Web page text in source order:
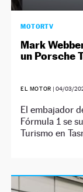
MOTORTV
Mark
un Porsche
EL MOTOR | 04/03/
El embajador
Fórmula 1 se
Turismo en